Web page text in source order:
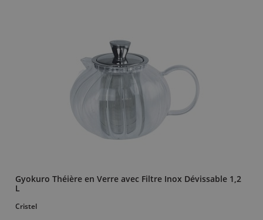
Gyokuro Théière en Verre avec Filtre Inox Dévissable 1,2
L
Cristel